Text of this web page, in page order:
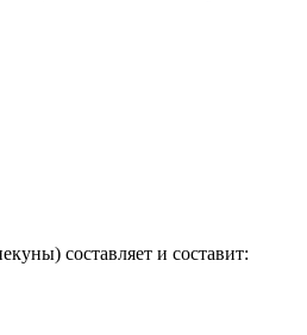
составляет и составит: